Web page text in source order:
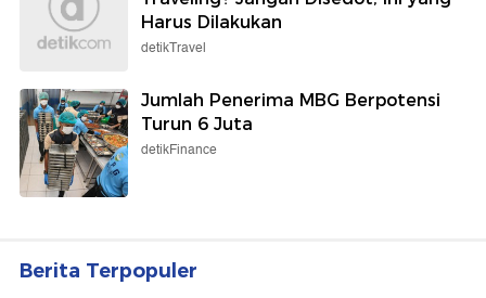
Harus Dilakukan
detikTravel
Jumlah Penerima MBG Berpotensi
Turun 6 Juta
detikFinance
Berita Terpopuler